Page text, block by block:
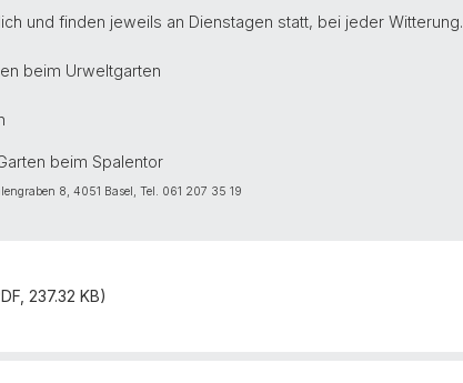
und finden jeweils an Dienstagen statt, bei jeder Witterung.
beim Urweltgarten
beim Spalentor
8, 4051 Basel, Tel. 061 207 35 19
237.32 KB)